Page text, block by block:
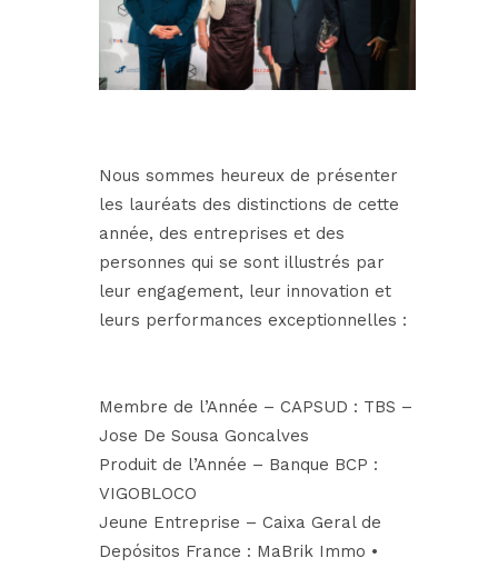
Nous sommes heureux de présenter
les lauréats des distinctions de cette
année, des entreprises et des
personnes qui se sont illustrés par
leur engagement, leur innovation et
leurs performances exceptionnelles :
Membre de l’Année – CAPSUD : TBS –
Jose De Sousa Goncalves
Produit de l’Année – Banque BCP :
VIGOBLOCO
Jeune Entreprise – Caixa Geral de
Depósitos France : MaBrik Immo •